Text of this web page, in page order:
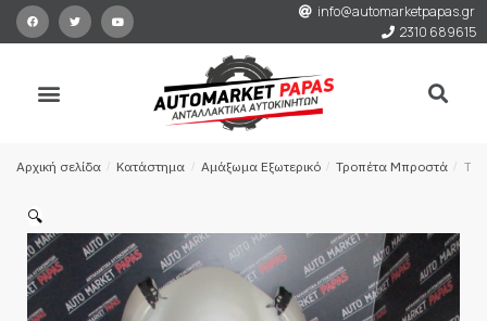
info@automarketpapas.gr
2310 689615
Αρχική σελίδα / Κατάστημα / Αμάξωμα Εξωτερικό / Τροπέτα Μπροστά /
🔍